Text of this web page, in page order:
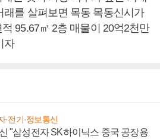
래를 살펴보면 목동 목동신시가
95.67㎡ 2층 매물이 20억2천만
자
·전기·정보통신
"삼성전자 SK하이닉스 중국 공장용